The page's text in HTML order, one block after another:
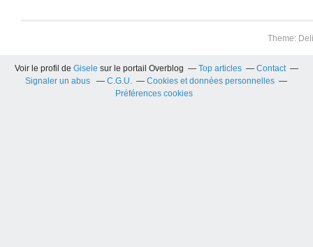
Theme:
Voir le profil de Gisele sur le portail Overblog Top articles
Contact
Signaler un abus
C.G.U.
Cookies et données personnelles
Préférences cookies